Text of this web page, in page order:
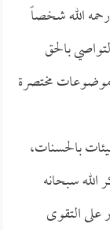
رحمه الله شخصاً
بالحق
موضوعات مختصرة
بالحسنات،
الله سبحانه
على التقوى